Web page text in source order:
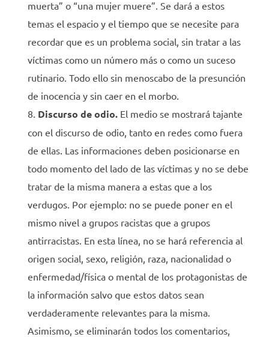
muerta” o “una mujer muere”. Se dará a estos
temas el espacio y el tiempo que se necesite para
recordar que es un problema social, sin tratar a las
víctimas como un número más o como un suceso
rutinario. Todo ello sin menoscabo de la presunción
de inocencia y sin caer en el morbo.
Discurso de odio. El medio se mostrará tajante
con el discurso de odio, tanto en redes como fuera
de ellas. Las informaciones deben posicionarse en
todo momento del lado de las víctimas y no se debe
tratar de la misma manera a estas que a los
verdugos. Por ejemplo: no se puede poner en el
mismo nivel a grupos racistas que a grupos
antirracistas. En esta línea, no se hará referencia al
origen social, sexo, religión, raza, nacionalidad o
enfermedad/física o mental de los protagonistas de
la información salvo que estos datos sean
verdaderamente relevantes para la misma.
Asimismo, se eliminarán todos los comentarios,